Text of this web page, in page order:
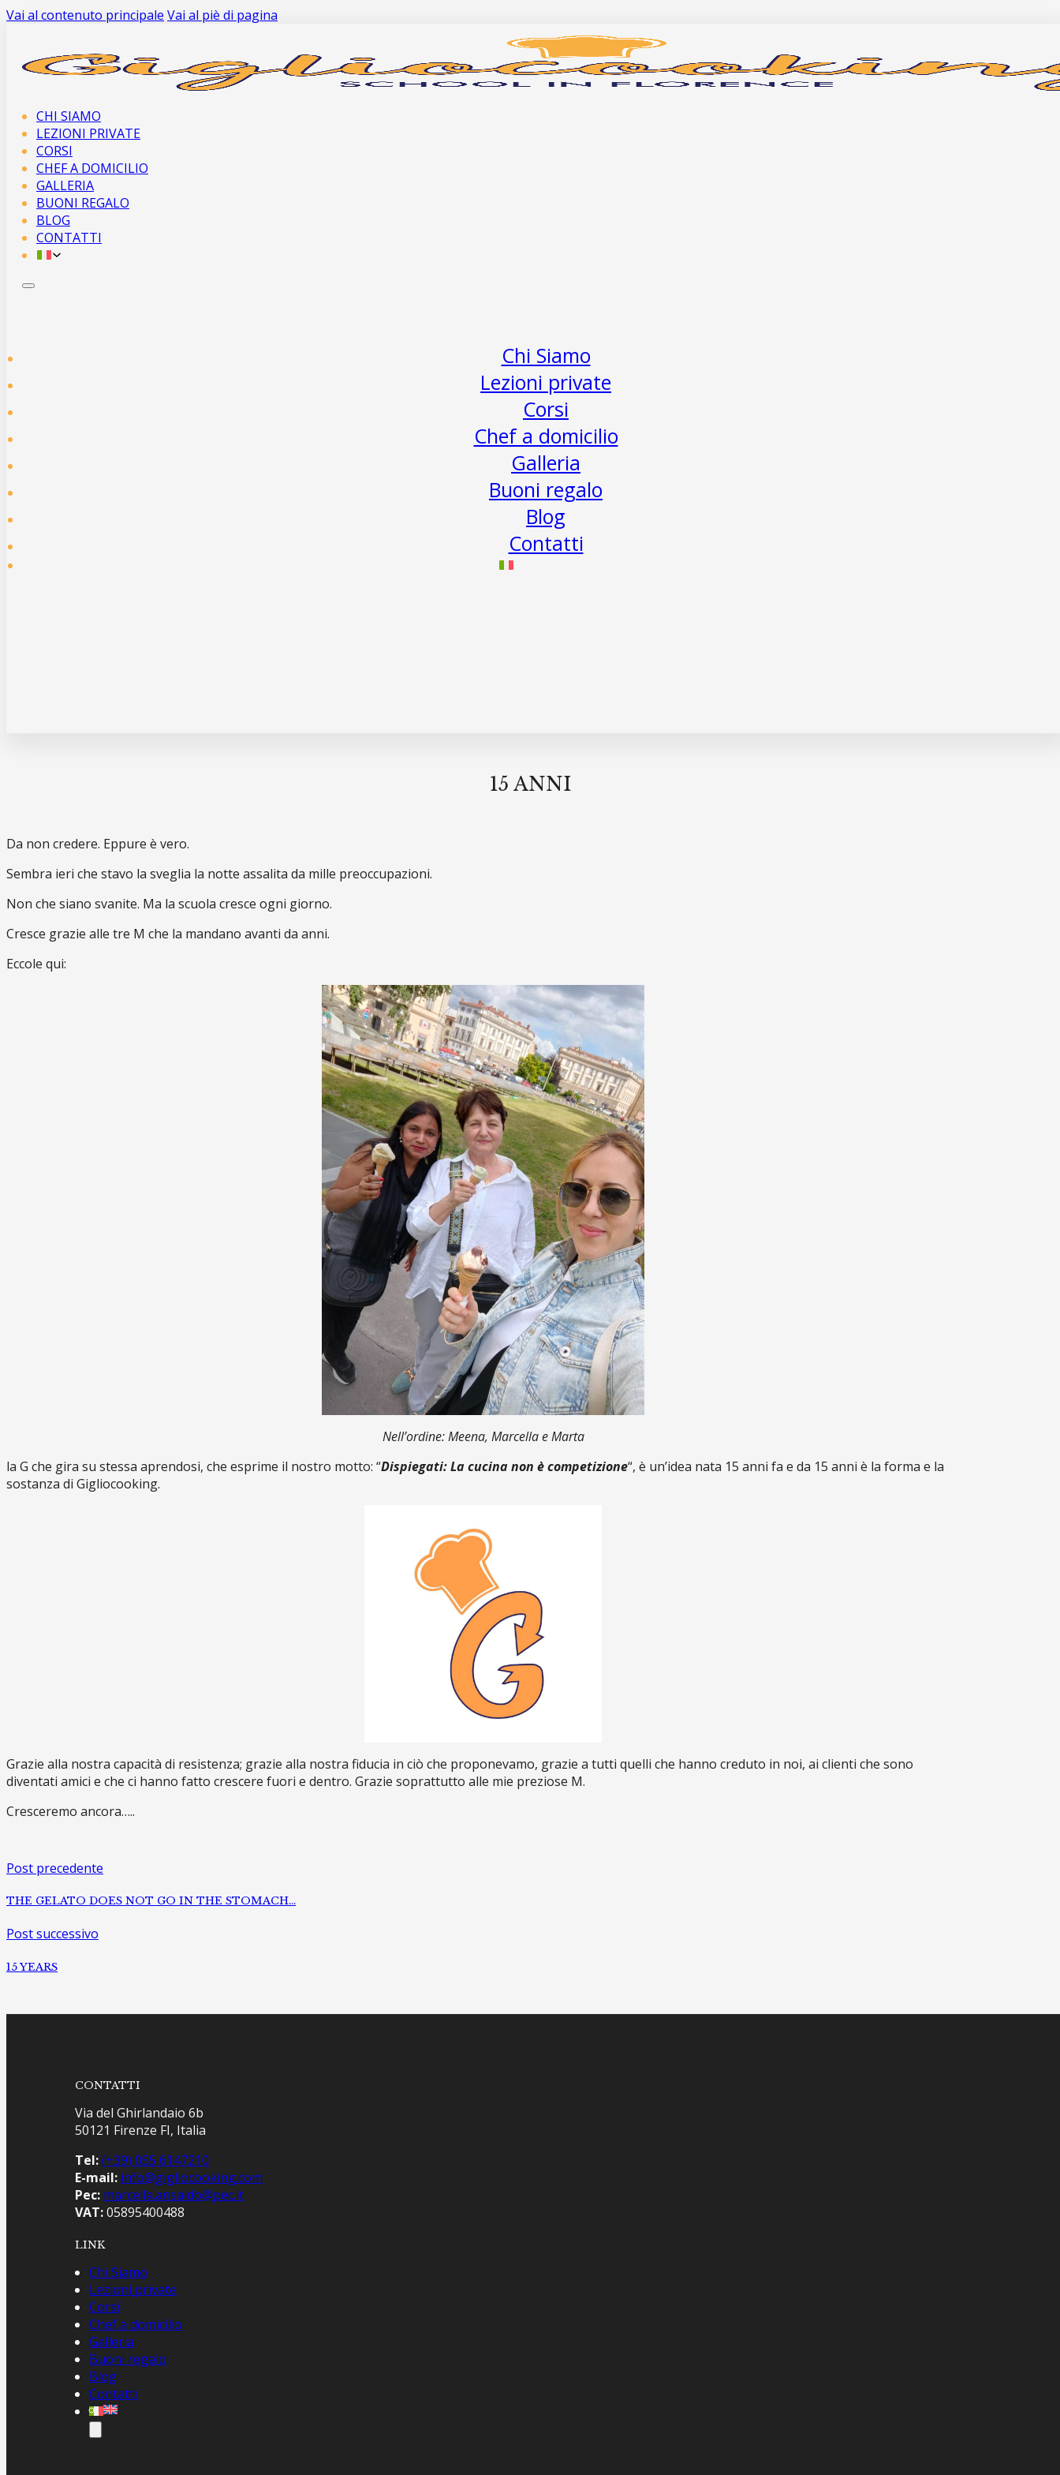
Vai al contenuto principale Vai al piè di pagina
CHI SIAMO
LEZIONI PRIVATE
CORSI
CHEF A DOMICILIO
GALLERIA
BUONI REGALO
BLOG
CONTATTI
Chi Siamo
Lezioni private
Corsi
Chef a domicilio
Galleria
Buoni regalo
Blog
Contatti
15 ANNI
Da non credere. Eppure è vero.
Sembra ieri che stavo la sveglia la notte assalita da mille preoccupazioni.
Non che siano svanite. Ma la scuola cresce ogni giorno.
Cresce grazie alle tre M che la mandano avanti da anni.
Eccole qui:
Nell’ordine: Meena, Marcella e Marta
la G che gira su stessa aprendosi, che esprime il nostro motto: “Dispiegati: La cucina non è competizione“, è un’idea nata 15 anni fa e da 15 anni è la forma e la
sostanza di Gigliocooking.
Grazie alla nostra capacità di resistenza; grazie alla nostra fiducia in ciò che proponevamo, grazie a tutti quelli che hanno creduto in noi, ai clienti che sono
diventati amici e che ci hanno fatto crescere fuori e dentro. Grazie soprattutto alle mie preziose M.
Cresceremo ancora…..
Post precedente
THE GELATO DOES NOT GO IN THE STOMACH…
Post successivo
15 YEARS
CONTATTI
Via del Ghirlandaio 6b
50121 Firenze FI, Italia
Tel:(+39) 055 6147210
E-mail: info@gigliocooking.com
Pec: marcella.ansaldo@pec.it
VAT:05895400488
LINK
Chi Siamo
Lezioni private
Corsi
Chef a domicilio
Galleria
Buoni regalo
Blog
Contatti